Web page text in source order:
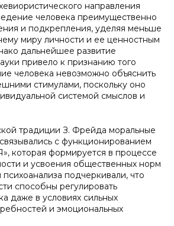
направления
человека преимущественно
и подкрепления, уделяя меньше
миру личности и ее ценностным
дальнейшее развитие
привело к признанию того
человека невозможно объяснить
стимулами, поскольку оно
системой смыслов и
традиции З. Фрейда моральные
с функционированием
которая формируется в процессе
и усвоения общественных норм
подчеркивали, что
способны регулировать
даже в условиях сильных
и эмоциональных